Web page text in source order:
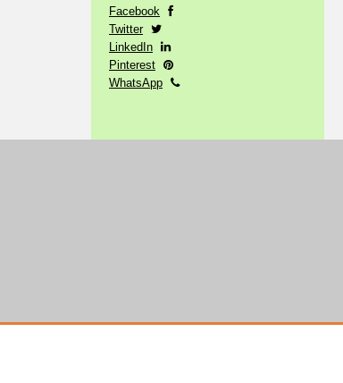
Facebook
Twitter
LinkedIn
Pinterest
WhatsApp